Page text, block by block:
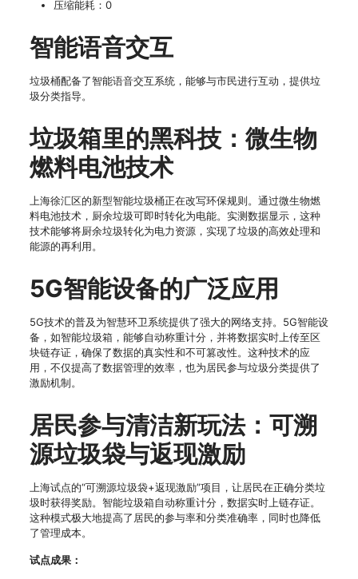
压缩能耗：0
智能语音交互
垃圾桶配备了智能语音交互系统，能够与市民进行互动，提供垃
圾分类指导。
垃圾箱里的黑科技：微生物
燃料电池技术
上海徐汇区的新型智能垃圾桶正在改写环保规则。通过微生物燃
料电池技术，厨余垃圾可即时转化为电能。实测数据显示，这种
技术能够将厨余垃圾转化为电力资源，实现了垃圾的高效处理和
能源的再利用。
5G智能设备的广泛应用
5G技术的普及为智慧环卫系统提供了强大的网络支持。5G智能设
备，如智能垃圾箱，能够自动称重计分，并将数据实时上传至区
块链存证，确保了数据的真实性和不可篡改性。这种技术的应
用，不仅提高了数据管理的效率，也为居民参与垃圾分类提供了
激励机制。
居民参与清洁新玩法：可溯
源垃圾袋与返现激励
上海试点的“可溯源垃圾袋+返现激励”项目，让居民在正确分类垃
圾时获得奖励。智能垃圾箱自动称重计分，数据实时上链存证。
这种模式极大地提高了居民的参与率和分类准确率，同时也降低
了管理成本。
试点成果：